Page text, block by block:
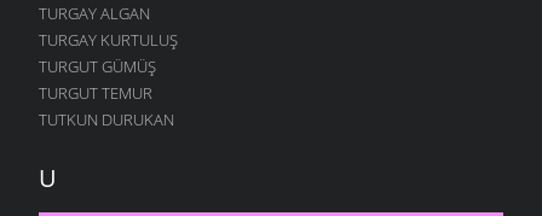
TURGAY ALGAN
TURGAY KURTULUŞ
TURGUT GÜMÜŞ
TURGUT TEMUR
TUTKUN DURUKAN
U